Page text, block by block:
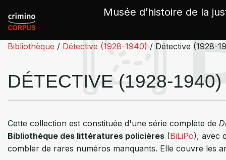
Musée d’histoire de la
Bibliothèque / Détective (1928-1940) / Détective (1928-
DÉTECTIVE (1928-1940)
Cette collection est constituée d'une série complète de
Bibliothèque des littératures policières (BiLiPo), avec
combler de rares numéros manquants. Elle couvre les
Panneau de gestion des cookies